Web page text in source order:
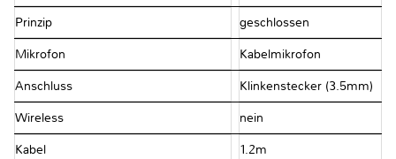
Prinzip geschlossen
Mikrofon Kabelmikrofon
Anschluss Klinkenstecker (3.5mm)
Wireless nein
Kabel 1.2m